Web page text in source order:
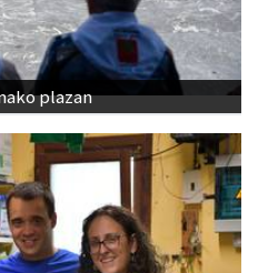
plazan